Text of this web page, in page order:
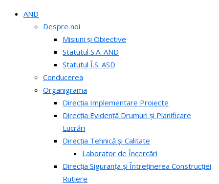
AND
Despre noi
Misiuni și Obiective
Statutul S.A. AND
Statutul Î.S. ASD
Conducerea
Organigrama
Direcția Implementare Proiecte
Direcția Evidență Drumuri și Planificare
Lucrări
Direcția Tehnică și Calitate
Laborator de Încercări
Direcția Siguranța și Întreținerea Construcției
Rutiere